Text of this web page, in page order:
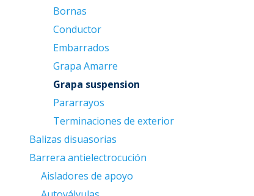
Bornas
Conductor
Embarrados
Grapa Amarre
Grapa suspension
Pararrayos
Terminaciones de exterior
Balizas disuasorias
Barrera antielectrocución
Aisladores de apoyo